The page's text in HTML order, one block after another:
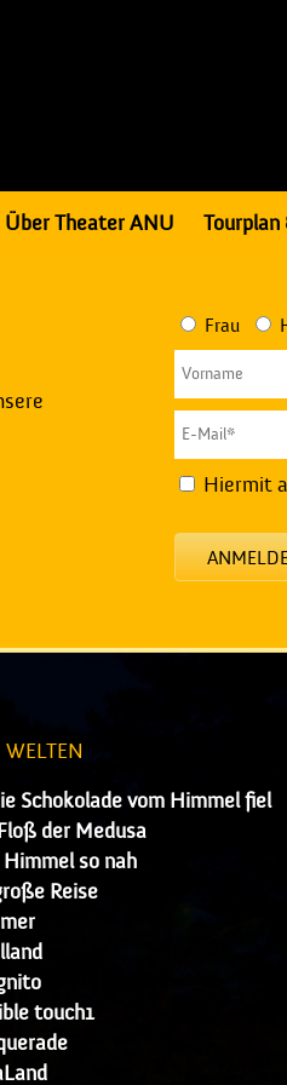
Über Theater ANU
Frau
Hiermit
Schokolade vom Himmel fiel
der Medusa
so nah
Reise
touch1